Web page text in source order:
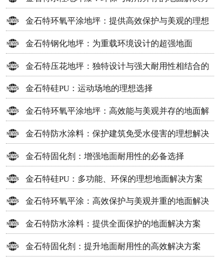
案
金石特环氧平涂地坪：提供高效保护与美观的理想
选择
金石特钢化地坪：为重载环境设计的超强地面
金石特压花地坪：独特设计与强大耐用性相结合的
地面材料
金石特硅PU：运动场地的理想选择
金石特环氧平涂地坪：高效能与美观并存的地面解
决方案
金石特防水涂料：保护建筑免受水侵害的理想解决
方案
金石特固化剂：增强地面耐用性的必备选择
金石特硅PU：多功能、环保的理想地面解决方案
金石特环氧平涂：高效保护与美观并重的地面解决
方案
金石特防水涂料：提供全面保护的地面解决方案
金石特固化剂：提升地面耐用性的高效解决方案